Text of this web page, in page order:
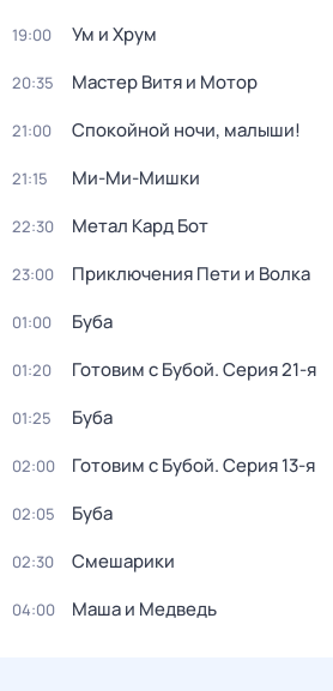
19:00 Ум и Хрум
20:35 Мастер Витя и Мотор
21:00 Спокойной ночи, малыши!
21:15 Ми-Ми-Мишки
22:30 Метал Кард Бот
23:00 Приключения Пети и Волка
01:00 Буба
01:20 Готовим с Бубой. Серия 21-я
01:25 Буба
02:00 Готовим с Бубой. Серия 13-я
02:05 Буба
02:30 Смешарики
04:00 Маша и Медведь